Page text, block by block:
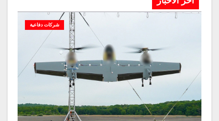
شركات دفاعية